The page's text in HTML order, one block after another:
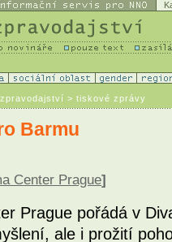
> tiskové zprávy
Barmu
Center Prague]
Prague pořádá v
ale i prožití